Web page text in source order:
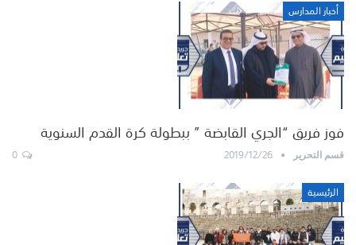
أخبار المدارس
فوز فريق “الجري القابضة ” ببطولة كرة القدم السنوية
قسم التحرير 2019/12/26
الرئيسية